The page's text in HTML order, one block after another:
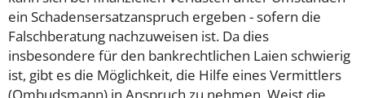
ein Schadensersatzanspruch ergeben - sofern die
Falschberatung nachzuweisen ist. Da dies
insbesondere für den bankrechtlichen Laien schwierig
ist, gibt es die Möglichkeit, die Hilfe eines Vermittlers
(Ombudsmann) in Anspruch zu nehmen. Weist die